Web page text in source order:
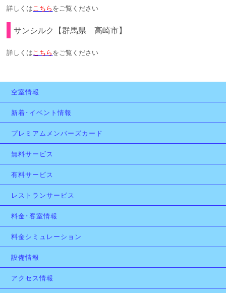
詳しくはこちらをご覧ください
サンシルク【群馬県 高崎市】
詳しくはこちらをご覧ください
空室情報
新着･イベント情報
プレミアムメンバーズカード
無料サービス
有料サービス
レストランサービス
料金･客室情報
料金シミュレーション
設備情報
アクセス情報